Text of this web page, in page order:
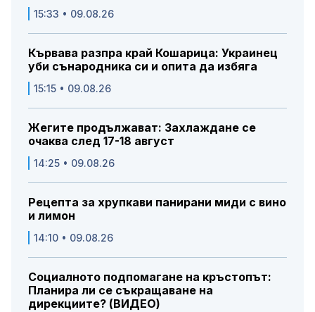
15:33 • 09.08.26
Кървава разпра край Кошарица: Украинец
уби сънародника си и опита да избяга
15:15 • 09.08.26
Жегите продължават: Захлаждане се
очаква след 17-18 август
14:25 • 09.08.26
Рецепта за хрупкави панирани миди с вино
и лимон
14:10 • 09.08.26
Социалното подпомагане на кръстопът:
Планира ли се съкращаване на
дирекциите? (ВИДЕО)